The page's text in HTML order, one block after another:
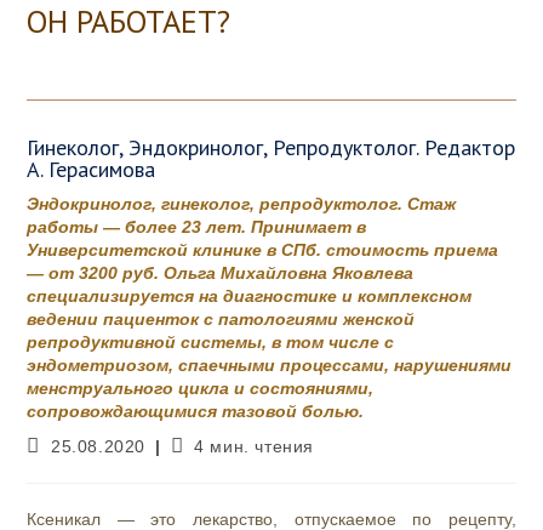
ОН РАБОТАЕТ?
Гинеколог, Эндокринолог, Репродуктолог. Редактор
А. Герасимова
Эндокринолог, гинеколог, репродуктолог. Стаж
работы — более 23 лет. Принимает в
Университетской клинике в СПб. стоимость приема
— от 3200 руб. Ольга Михайловна Яковлева
специализируется на диагностике и комплексном
ведении пациенток с патологиями женской
репродуктивной системы, в том числе с
эндометриозом, спаечными процессами, нарушениями
менструального цикла и состояниями,
сопровождающимися тазовой болью.
Запись
25.08.2020
Время
4 мин. чтения
Ксеникал — это лекарство, отпускаемое по рецепту,